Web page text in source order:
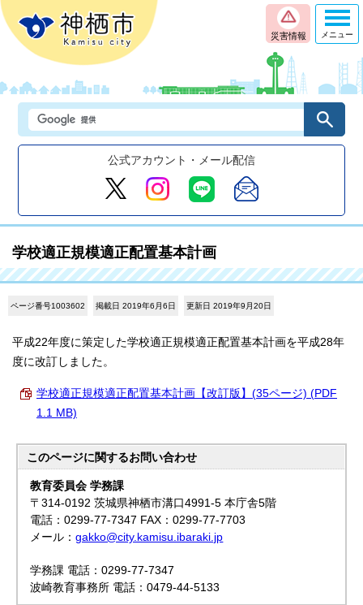
災害情報
公式アカウント・メール配信
メニュー
学校適正規模適正配置基本計画
ページ番号1003602 掲載日 2019年6月6日 更新日 2019年9月20日
平成22年度に策定した学校適正規模適正配置基本計画を平成28年
度に改訂しました。
学校適正規模適正配置基本計画【改訂版】(35ページ) (PDF
1.1 MB)
このページに関するお問い合わせ
教育委員会 学務課
〒314-0192 茨城県神栖市溝口4991-5 本庁舎5階
電話：0299-77-7347 FAX：0299-77-7703
メール：gakko@city.kamisu.ibaraki.jp
学務課 電話：0299-77-7347
波崎教育事務所 電話：0479-44-5133